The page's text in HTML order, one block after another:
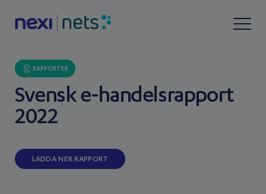
RAPPORTER
Svensk e-handelsrapport
2022
LADDA NER RAPPORT